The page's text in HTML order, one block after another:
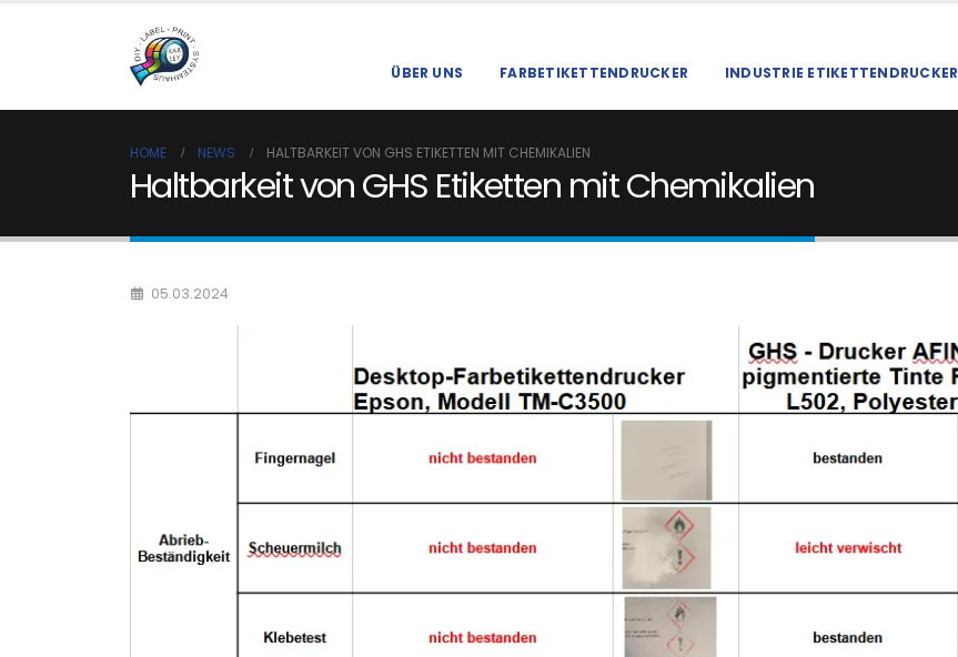
ÜBER UNS FARBETIKETTENDRUCKER INDUSTRIE ETIKETTENDRUCKER
HOME NEWS HALTBARKEIT VON GHS ETIKETTEN MIT CHEMIKALIEN
Haltbarkeit von GHS Etiketten mit Chemikalien
05.03.2024